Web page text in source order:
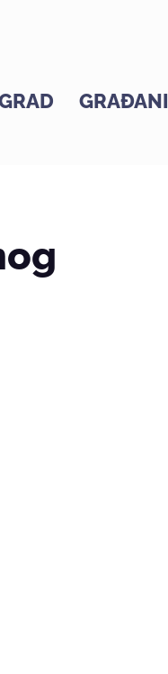
GRAĐANI